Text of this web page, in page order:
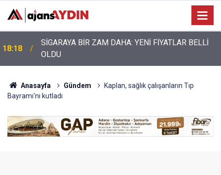
17:17
Nazilli’de motosiklet kazası: 28 yaşındaki sürücü
hayatını kaybetti
Anasayfa Gündem
Kaplan, sağlık çalışanların Tıp
Bayramı'nı kutladı